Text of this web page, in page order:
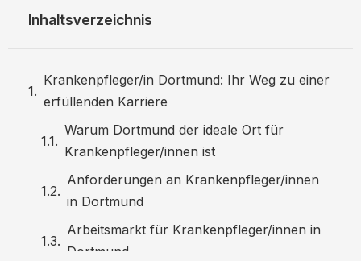
Inhaltsverzeichnis
Krankenpfleger/in Dortmund: Ihr Weg zu einer
erfüllenden Karriere
Warum Dortmund der ideale Ort für
Krankenpfleger/innen ist
Anforderungen an Krankenpfleger/innen
in Dortmund
Arbeitsmarkt für Krankenpfleger/innen in
Dortmund